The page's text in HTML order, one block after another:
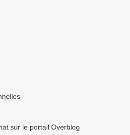
sur le portail Overblog